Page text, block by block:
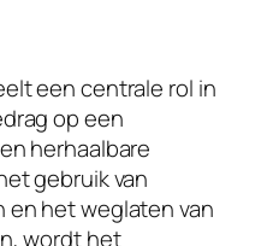
een centrale rol in
op een
herhaalbare
gebruik van
en het weglaten van
wordt het